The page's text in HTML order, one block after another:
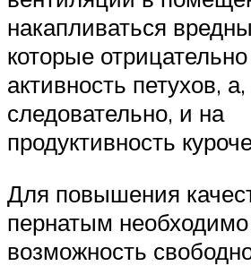
накапливаться
которые
активность петухов, а,
следовательно, и на
продуктивность
Для повышения
пернатым
возможность